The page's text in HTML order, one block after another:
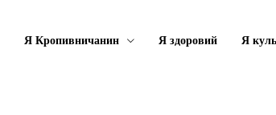
Я Кропивничанин Я здоровий Я